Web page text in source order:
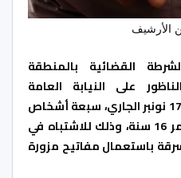
الأرشيف
القضائية بالمنطقة
على النيابة العامة
المختصة، صباح أمس الثلاثاء 17 نونبر الجاري، سبعة أشخاص
من بينهم قاصر يبلغ من العمر 16 سنة، وذلك للاشتباه في
باستعمال مفاتيح مزورة